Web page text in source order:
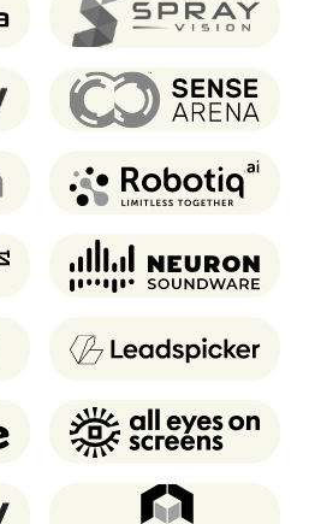
SprayVision
Sense Arena
Robotiq
Neuron Soundware
Leadspicker
AEOS
Atomontage